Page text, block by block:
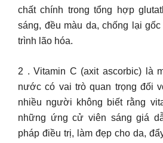
chất chính trong tổng hợp
sáng, đều màu da, chống lại
trình lão hóa.
2 . Vitamin C (axit ascorbic) là
nước có vai trò quan trọng đối
nhiều người không biết rằng
những ứng cử viên sáng giá
pháp điều trị, làm đẹp cho da,